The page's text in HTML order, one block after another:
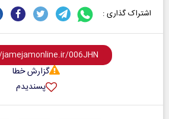
اشتراک گذاری :
گزارش خطا
پسندیدم